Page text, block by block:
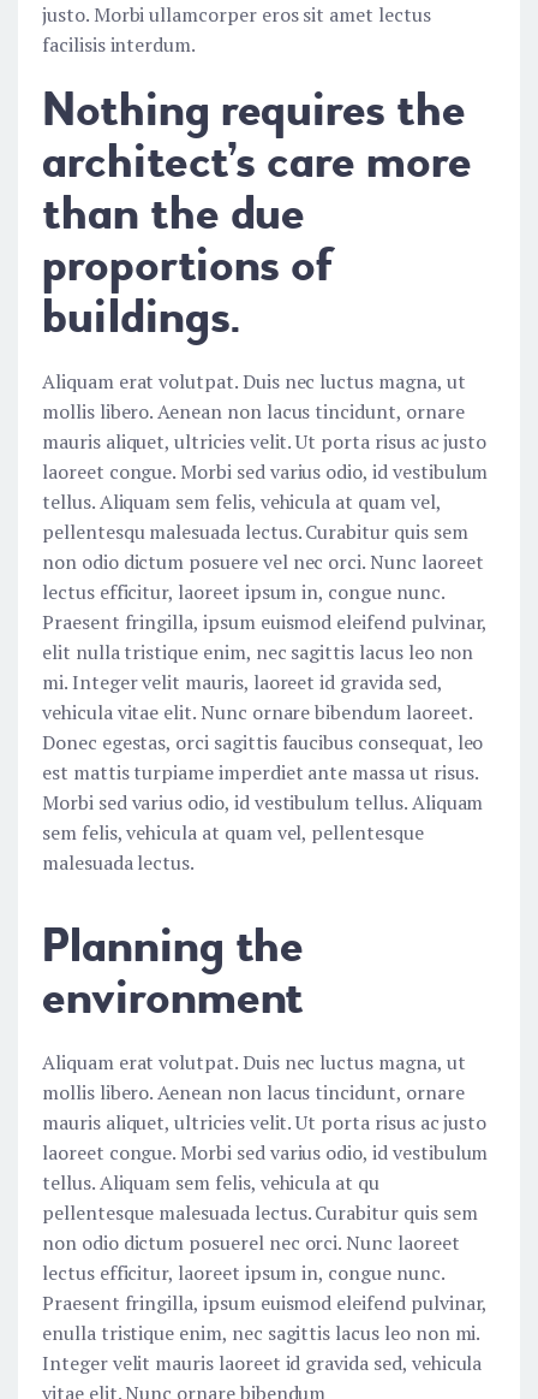
justo. Morbi ullamcorper eros sit amet lectus
facilisis interdum.
Nothing requires the
architect’s care more
than the due
proportions of
buildings.
Aliquam erat volutpat. Duis nec luctus magna, ut
mollis libero. Aenean non lacus tincidunt, ornare
mauris aliquet, ultricies velit. Ut porta risus ac justo
laoreet congue. Morbi sed varius odio, id vestibulum
tellus. Aliquam sem felis, vehicula at quam vel,
pellentesqu malesuada lectus. Curabitur quis sem
non odio dictum posuere vel nec orci. Nunc laoreet
lectus efficitur, laoreet ipsum in, congue nunc.
Praesent fringilla, ipsum euismod eleifend pulvinar,
elit nulla tristique enim, nec sagittis lacus leo non
mi. Integer velit mauris, laoreet id gravida sed,
vehicula vitae elit. Nunc ornare bibendum laoreet.
Donec egestas, orci sagittis faucibus consequat, leo
est mattis turpiame imperdiet ante massa ut risus.
Morbi sed varius odio, id vestibulum tellus. Aliquam
sem felis, vehicula at quam vel, pellentesque
malesuada lectus.
Planning the
environment
Aliquam erat volutpat. Duis nec luctus magna, ut
mollis libero. Aenean non lacus tincidunt, ornare
mauris aliquet, ultricies velit. Ut porta risus ac justo
laoreet congue. Morbi sed varius odio, id vestibulum
tellus. Aliquam sem felis, vehicula at qu
pellentesque malesuada lectus. Curabitur quis sem
non odio dictum posuerel nec orci. Nunc laoreet
lectus efficitur, laoreet ipsum in, congue nunc.
Praesent fringilla, ipsum euismod eleifend pulvinar,
enulla tristique enim, nec sagittis lacus leo non mi.
Integer velit mauris laoreet id gravida sed, vehicula
vitae elit. Nunc ornare bibendum